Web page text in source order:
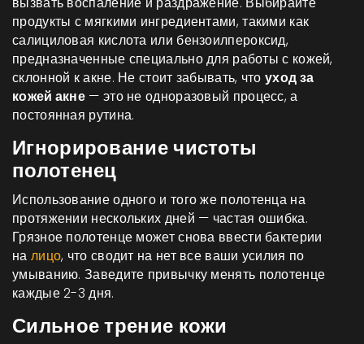
продукты с мягкими ингредиентами, такими как
салициловая кислота или бензоилпероксид,
предназначенные специально для работы с кожей,
склонной к акне. Не стоит забывать, чтоуход за
кожей акне — это не одноразовый процесс, а
постоянная рутина.
Игнорирование чистоты
полотенец
Использование одного и того же полотенца на
протяжении нескольких дней — частая ошибка.
Грязное полотенце может снова ввести бактерии
на лицо, что сводит на нет все ваши усилия по
умыванию. Заведите привычку менять полотенце
каждые 2-3 дня.
Сильное трение кожи